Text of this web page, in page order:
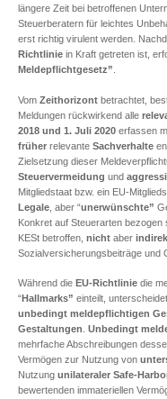
längere Zeit bei betroffenen
Steuerberatern für leichtes
erst richtig virulent werden.
Richtlinie in Kraft getreten ist,
Meldepflichtgesetz”
Vom Zeithorizont betrachtet,
Meldungen rückwirkend alle
2018 und 1. Juli 2020 erfassen
früher relevante Sachverhalte
Zielsetzung dieser
Steuervermeidung und
Mitgliedstaat bzw. ein EU-
Legale , aber “unerwünschte”
Konkret auf Steuerarten bezogen
KESt betroffen, nicht aber
Sozialversicherungsbeiträge und
Während die EU-Richtlinie die
“Hallmarks” einteilt,
unbedingt meldepflichtigen
Gestaltungen Unbedingt
mehrfache Abschreibungen
Vermögen zur Nutzung von
Nutzung unilateraler Safe-
bewertenden immateriellen